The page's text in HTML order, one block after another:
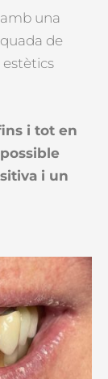
una
de
i tot en
i un